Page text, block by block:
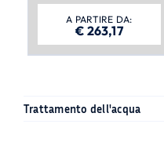
A PARTIRE DA:
€ 263,17
Trattamento dell'acqua